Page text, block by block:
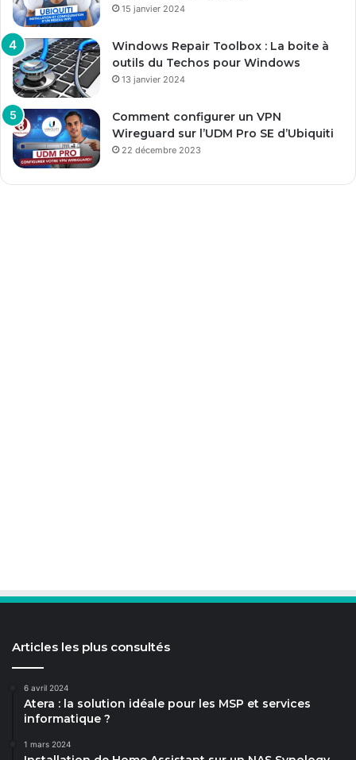
15 janvier 2024
Windows Repair Toolbox : La boite à
outils du Techos pour Windows
13 janvier 2024
Comment configurer un VPN
Wireguard sur l’UDM Pro SE d’Ubiquiti
22 décembre 2023
Articles les plus consultés
6 avril 2024
Atera : la solution idéale pour les MSP et services
informatique ?
1 mars 2024